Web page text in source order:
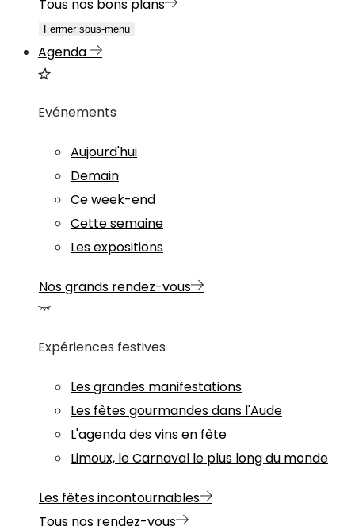
Tous nos bons plans
Fermer sous-menu
Agenda
Evénements
Aujourd'hui
Demain
Ce week-end
Cette semaine
Les expositions
Nos grands rendez-vous
Expériences festives
Les grandes manifestations
Les fêtes gourmandes dans l'Aude
L'agenda des vins en fête
Limoux, le Carnaval le plus long du monde
Les fêtes incontournables
Tous nos rendez-vous